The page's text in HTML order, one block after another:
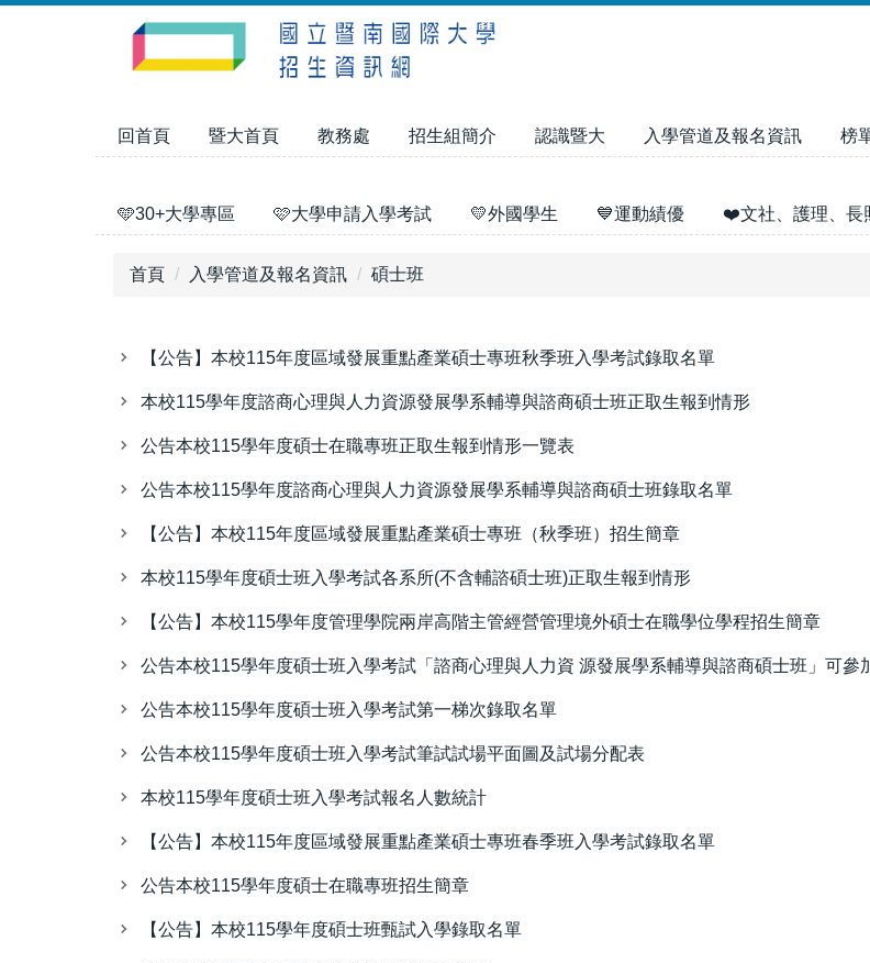
回首頁 暨大首頁 教務處 招生組簡介 認識暨大 入學管道及報名資訊 榜
🩵30+大學專區 🩷大學申請入學考試 💛外國學生 💙運動績優 ❤️文社、護理、長
首頁 入學管道及報名資訊 碩士班
【公告】本校115年度區域發展重點產業碩士專班秋季班入學考試錄取名單
本校115學年度諮商心理與人力資源發展學系輔導與諮商碩士班正取生報到情形
公告本校115學年度碩士在職專班正取生報到情形一覽表
公告本校115學年度諮商心理與人力資源發展學系輔導與諮商碩士班錄取名單
【公告】本校115年度區域發展重點產業碩士專班（秋季班）招生簡章
本校115學年度碩士班入學考試各系所(不含輔諮碩士班)正取生報到情形
【公告】本校115學年度管理學院兩岸高階主管經營管理境外碩士在職學位學程招生簡章
公告本校115學年度碩士班入學考試「諮商心理與人力資 源發展學系輔導與諮商碩士班」可參
公告本校115學年度碩士班入學考試第一梯次錄取名單
公告本校115學年度碩士班入學考試筆試試場平面圖及試場分配表
本校115學年度碩士班入學考試報名人數統計
【公告】本校115年度區域發展重點產業碩士專班春季班入學考試錄取名單
公告本校115學年度碩士在職專班招生簡章
【公告】本校115學年度碩士班甄試入學錄取名單